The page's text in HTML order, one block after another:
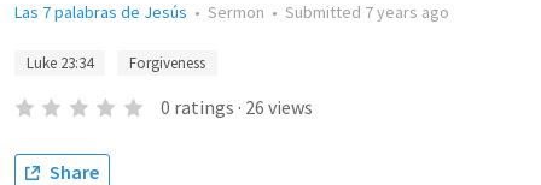
Las 7 palabras de Jesús • Sermon • Submitted 7 years ago
Luke 23:34 Forgiveness
0 ratings · 26 views
Share